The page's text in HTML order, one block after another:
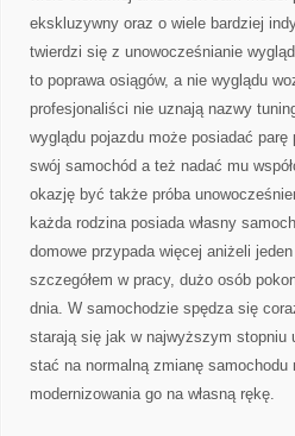
ekskluzywny oraz o wiele bardziej
twierdzi się z unowocześnianie
to poprawa osiągów, a nie wyglądu
profesjonaliści nie uznają nazwy
wyglądu pojazdu może posiadać
swój samochód a też nadać mu
okazję być także próba
każda rodzina posiada własny
domowe przypada więcej aniżeli
szczegółem w pracy, dużo osób
dnia. W samochodzie spędza się
starają się jak w najwyższym stopniu
stać na normalną zmianę
modernizowania go na własną rękę.